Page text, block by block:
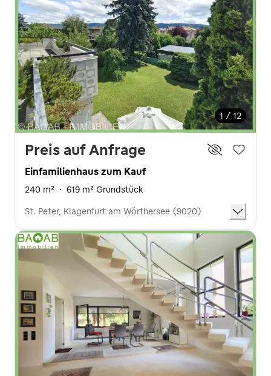
1 / 12
Preis auf Anfrage
Einfamilienhaus zum Kauf
240 m² · 619 m² Grundstück
St. Peter, Klagenfurt am Wörthersee (9020)